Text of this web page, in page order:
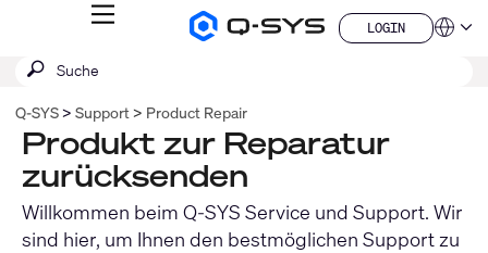
Q-
Homepage
MENÜ
LOGIN
LOGIN
QSYS.com (English)
Deutsch
Español
Français
日本語
한국어
China (中文)
Suche
SUCHE
Q‑SYS Support Product Repair
Produkt zur Reparatur
zurücksenden
Willkommen beim Q-SYS Service und Support. Wir
sind hier, um Ihnen den bestmöglichen Support zu